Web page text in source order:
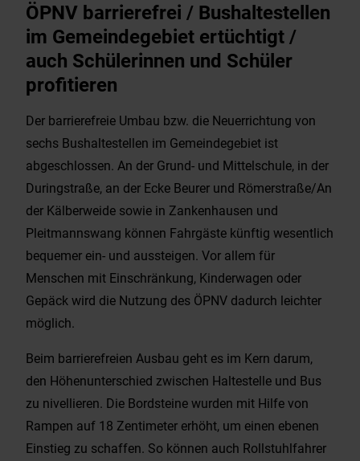
ÖPNV barrierefrei / Bushaltestellen
im Gemeindegebiet ertüchtigt /
auch Schülerinnen und Schüler
profitieren
Der barrierefreie Umbau bzw. die Neuerrichtung von
sechs Bushaltestellen im Gemeindegebiet ist
abgeschlossen. An der Grund- und Mittelschule, in der
Duringstraße, an der Ecke Beurer und Römerstraße/An
der Kälberweide sowie in Zankenhausen und
Pleitmannswang können Fahrgäste künftig wesentlich
bequemer ein- und aussteigen. Vor allem für
Menschen mit Einschränkung, Kinderwagen oder
Gepäck wird die Nutzung des ÖPNV dadurch leichter
möglich.
Beim barrierefreien Ausbau geht es im Kern darum,
den Höhenunterschied zwischen Haltestelle und Bus
zu nivellieren. Die Bordsteine wurden mit Hilfe von
Rampen auf 18 Zentimeter erhöht, um einen ebenen
Einstieg zu schaffen. So können auch Rollstuhlfahrer